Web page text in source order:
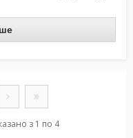
з 1 по 4